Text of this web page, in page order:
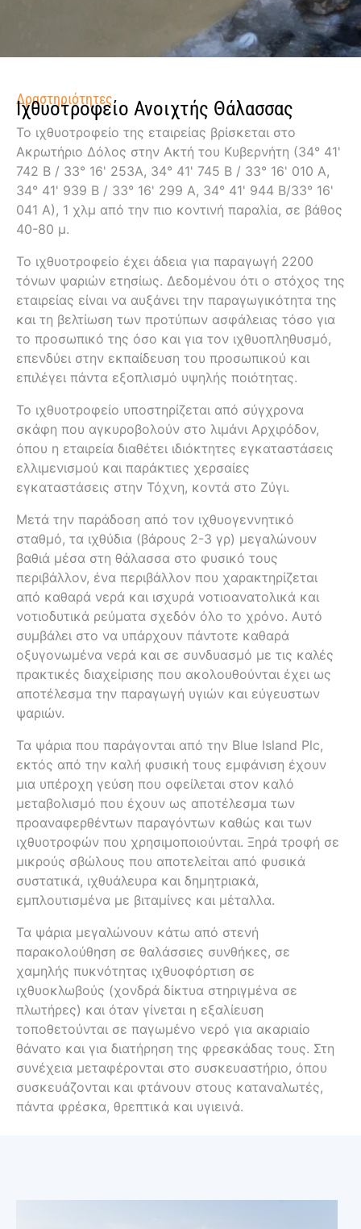
Δραστηριότητες
Ιχθυοτροφείο Ανοιχτής Θάλασσας
Το ιχθυοτροφείο της εταιρείας βρίσκεται στο
Ακρωτήριο Δόλος στην Ακτή του Κυβερνήτη (34° 41'
742 Β / 33° 16' 253Α, 34° 41' 745 Β / 33° 16' 010 Α,
34° 41' 939 Β / 33° 16' 299 Α, 34° 41' 944 Β/33° 16'
041 Α), 1 χλμ από την πιο κοντινή παραλία, σε βάθος
40-80 μ.
Το ιχθυοτροφείο έχει άδεια για παραγωγή 2200
τόνων ψαριών ετησίως. Δεδομένου ότι ο στόχος της
εταιρείας είναι να αυξάνει την παραγωγικότητα της
και τη βελτίωση των προτύπων ασφάλειας τόσο για
το προσωπικό της όσο και για τον ιχθυοπληθυσμό,
επενδύει στην εκπαίδευση του προσωπικού και
επιλέγει πάντα εξοπλισμό υψηλής ποιότητας.
Το ιχθυοτροφείο υποστηρίζεται από σύγχρονα
σκάφη που αγκυροβολούν στο λιμάνι Αρχιρόδον,
όπου η εταιρεία διαθέτει ιδιόκτητες εγκαταστάσεις
ελλιμενισμού και παράκτιες χερσαίες
εγκαταστάσεις στην Τόχνη, κοντά στο Ζύγι.
Μετά την παράδοση από τον ιχθυογεννητικό
σταθμό, τα ιχθύδια (βάρους 2-3 γρ) μεγαλώνουν
βαθιά μέσα στη θάλασσα στο φυσικό τους
περιβάλλον, ένα περιβάλλον που χαρακτηρίζεται
από καθαρά νερά και ισχυρά νοτιοανατολικά και
νοτιοδυτικά ρεύματα σχεδόν όλο το χρόνο. Αυτό
συμβάλει στο να υπάρχουν πάντοτε καθαρά
οξυγονωμένα νερά και σε συνδυασμό με τις καλές
πρακτικές διαχείρισης που ακολουθούνται έχει ως
αποτέλεσμα την παραγωγή υγιών και εύγευστων
ψαριών.
Τα ψάρια που παράγονται από την Blue Island Plc,
εκτός από την καλή φυσική τους εμφάνιση έχουν
μια υπέροχη γεύση που οφείλεται στον καλό
μεταβολισμό που έχουν ως αποτέλεσμα των
προαναφερθέντων παραγόντων καθώς και των
ιχθυοτροφών που χρησιμοποιούνται. Ξηρά τροφή σε
μικρούς σβώλους που αποτελείται από φυσικά
συστατικά, ιχθυάλευρα και δημητριακά,
εμπλουτισμένα με βιταμίνες και μέταλλα.
Τα ψάρια μεγαλώνουν κάτω από στενή
παρακολούθηση σε θαλάσσιες συνθήκες, σε
χαμηλής πυκνότητας ιχθυοφόρτιση σε
ιχθυοκλωβούς (χονδρά δίκτυα στηριγμένα σε
πλωτήρες) και όταν γίνεται η εξαλίευση
τοποθετούνται σε παγωμένο νερό για ακαριαίο
θάνατο και για διατήρηση της φρεσκάδας τους. Στη
συνέχεια μεταφέρονται στο συσκευαστήριο, όπου
συσκευάζονται και φτάνουν στους καταναλωτές,
πάντα φρέσκα, θρεπτικά και υγιεινά.